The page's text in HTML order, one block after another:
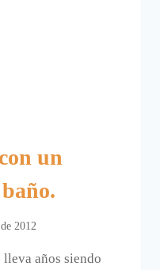
un
2012
años siendo